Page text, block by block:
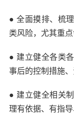
● 全面摸排、梳
类风险，尤其重
● 建立健全各类
事后的控制措施、
● 建立健全相关
理有依据、有指导